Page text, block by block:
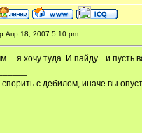
Апр 18, 2007 5:10 pm
... я хочу туда. И пайду... и пусть
с дебилом, иначе вы